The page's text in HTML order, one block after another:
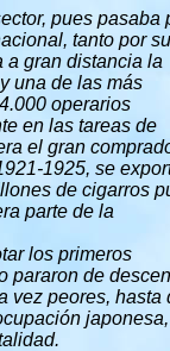
pues pasaba
tanto por su
a gran distancia la
una de las más
operarios
en las tareas de
el gran
1925, se
de cigarros
parte de la
los primeros
pararon de
vez peores, hasta